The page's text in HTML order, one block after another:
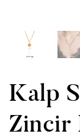
Kalp
Zincir